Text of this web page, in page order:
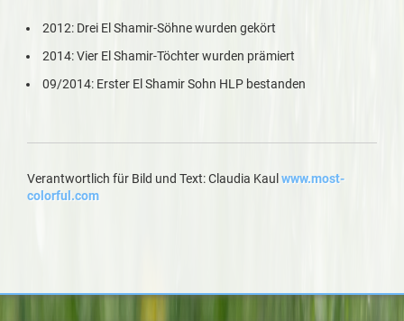
2012: Drei El Shamir-Söhne wurden gekört
2014: Vier El Shamir-Töchter wurden prämiert
09/2014: Erster El Shamir Sohn HLP bestanden
Verantwortlich für Bild und Text: Claudia Kaul www.most-
colorful.com